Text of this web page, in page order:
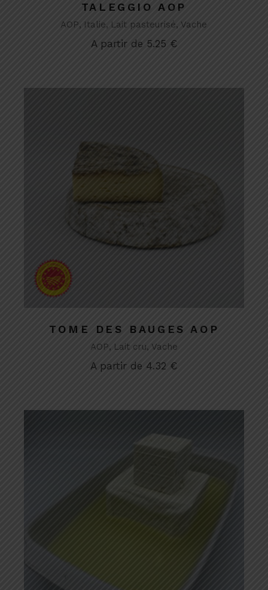
TALEGGIO AOP
AOP Italie Lait pasteurisé Vache
A partir de 5.25 €
TOME DES BAUGES AOP
AOP Lait cru Vache
A partir de 4.32 €